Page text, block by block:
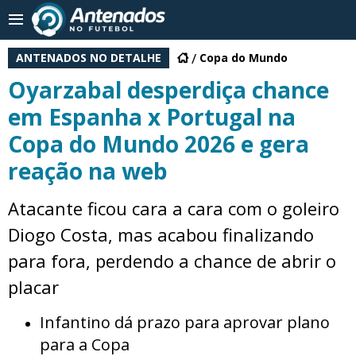
ANTENADOS NO DETALHE Copa do Mundo
Oyarzabal desperdiça chance
em Espanha x Portugal na
Copa do Mundo 2026 e gera
reação na web
Atacante ficou cara a cara com o goleiro
Diogo Costa, mas acabou finalizando
para fora, perdendo a chance de abrir o
placar
Infantino dá prazo para aprovar plano
para a Copa